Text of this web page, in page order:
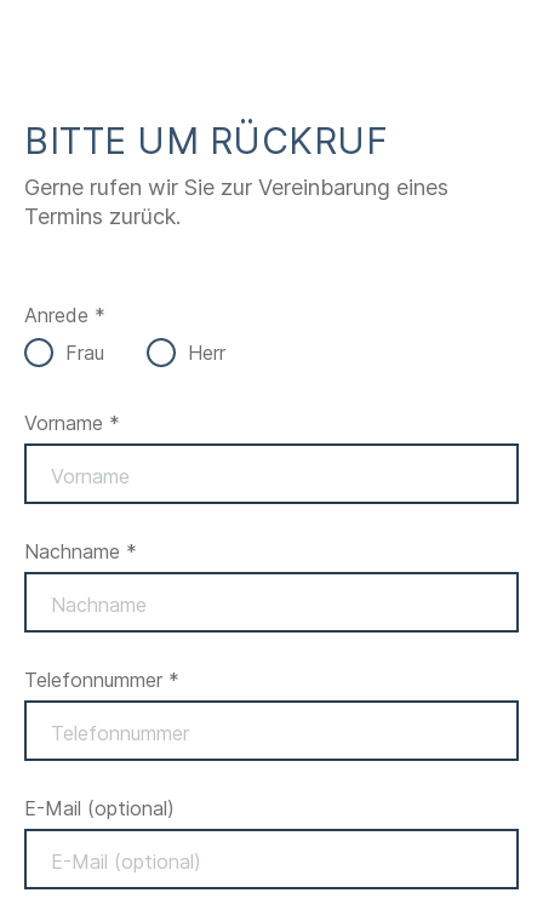
BITTE UM RÜCKRUF
Gerne rufen wir Sie zur Vereinbarung eines
Termins zurück.
Anrede *
Frau
Herr
Vorname *
Nachname *
Telefonnummer *
E-Mail (optional)